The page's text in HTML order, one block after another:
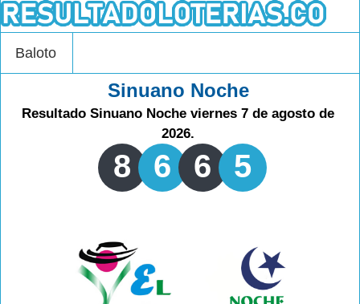
Baloto
Sinuano Noche
Resultado Sinuano Noche viernes 7 de agosto de
2026.
8 6 6 5